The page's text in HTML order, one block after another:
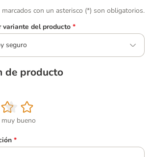
marcados con un asterisco (*) son obligatorios.
variante del producto *
seguro
de producto
muy bueno
*